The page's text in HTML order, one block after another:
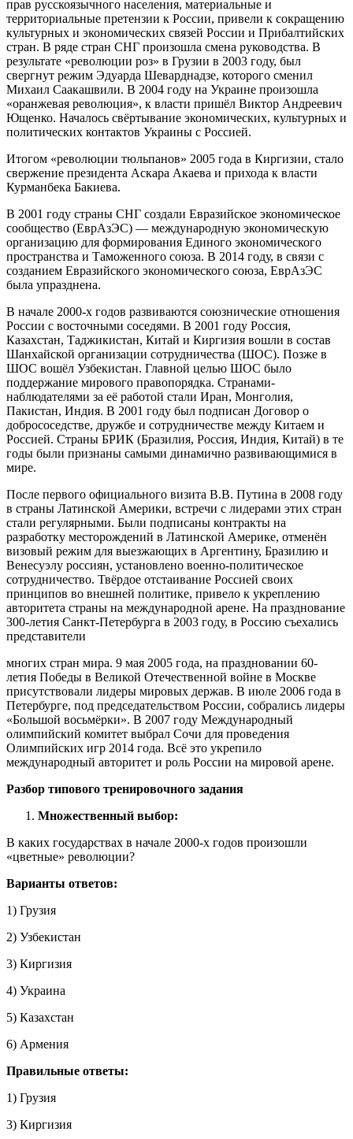
прав русскоязычного населения, материальные и
территориальные претензии к России, привели к сокращению
культурных и экономических связей России и Прибалтийских
стран. В ряде стран СНГ произошла смена руководства. В
результате «революции роз» в Грузии в 2003 году, был
свергнут режим Эдуарда Шеварднадзе, которого сменил
Михаил Саакашвили. В 2004 году на Украине произошла
«оранжевая революция», к власти пришёл Виктор Андреевич
Ющенко. Началось свёртывание экономических, культурных и
политических контактов Украины с Россией.
Итогом «революции тюльпанов» 2005 года в Киргизии, стало
свержение президента Аскара Акаева и прихода к власти
Курманбека Бакиева.
В 2001 году страны СНГ создали Евразийское экономическое
сообщество (ЕврАзЭС) — международную экономическую
организацию для формирования Единого экономического
пространства и Таможенного союза. В 2014 году, в связи с
созданием Евразийского экономического союза, ЕврАзЭС
была упразднена.
В начале 2000-х годов развиваются союзнические отношения
России с восточными соседями. В 2001 году Россия,
Казахстан, Таджикистан, Китай и Киргизия вошли в состав
Шанхайской организации сотрудничества (ШОС). Позже в
ШОС вошёл Узбекистан. Главной целью ШОС было
поддержание мирового правопорядка. Странами-
наблюдателями за её работой стали Иран, Монголия,
Пакистан, Индия. В 2001 году был подписан Договор о
добрососедстве, дружбе и сотрудничестве между Китаем и
Россией. Страны БРИК (Бразилия, Россия, Индия, Китай) в те
годы были признаны самыми динамично развивающимися в
мире.
После первого официального визита В.В. Путина в 2008 году
в страны Латинской Америки, встречи с лидерами этих стран
стали регулярными. Были подписаны контракты на
разработку месторождений в Латинской Америке, отменён
визовый режим для выезжающих в Аргентину, Бразилию и
Венесуэлу россиян, установлено военно-политическое
сотрудничество. Твёрдое отстаивание Россией своих
принципов во внешней политике, привело к укреплению
авторитета страны на международной арене. На празднование
300-летия Санкт-Петербурга в 2003 году, в Россию съехались
представители
многих стран мира. 9 мая 2005 года, на праздновании 60-
летия Победы в Великой Отечественной войне в Москве
присутствовали лидеры мировых держав. В июле 2006 года в
Петербурге, под председательством России, собрались лидеры
«Большой восьмёрки». В 2007 году Международный
олимпийский комитет выбрал Сочи для проведения
Олимпийских игр 2014 года. Всё это укрепило
международный авторитет и роль России на мировой арене.
Разбор типового тренировочного задания
Множественный выбор:
В каких государствах в начале 2000-х годов произошли
«цветные» революции?
Варианты ответов:
1) Грузия
2) Узбекистан
3) Киргизия
4) Украина
5) Казахстан
6) Армения
Правильные ответы:
1) Грузия
3) Киргизия